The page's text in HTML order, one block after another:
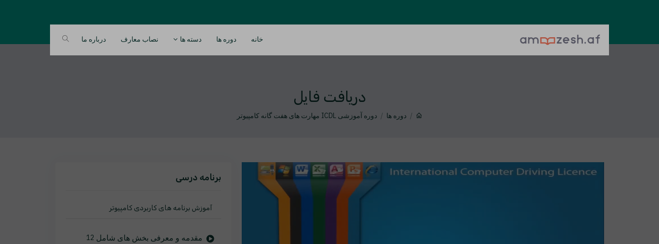
خانه دوره ها دسته ها نصاب معارف درباره ما
دریافت فایل
دوره ها دوره آموزشی ICDL مهارت های هفت گانه کامپیوتر
برنامه درسی
آموزش برنامه های کاربردی کامپیوتر
مقدمه و معرفی بخش های شامل 12